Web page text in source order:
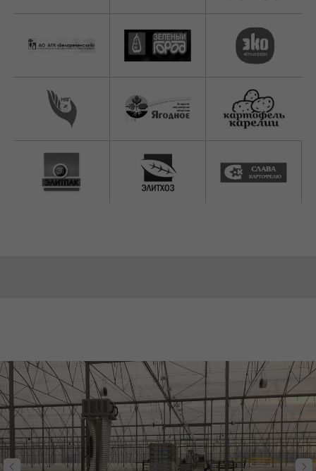
У вас остались
вопросы?
Задайте их в форме ниже и наш менеджер
свяжется с вами в течении суток, чтобы